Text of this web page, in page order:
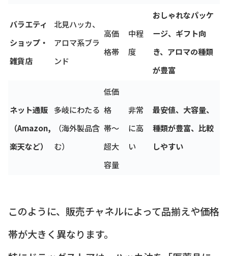
バラエティ
ショップ・
雑貨店
北見ハッカ、
アロマ系ブラ
ンド
高価
格帯
中程
度
おしゃれなパッケ
ージ、ギフト向
き、アロマの種類
が豊富
ネット通販
（Amazon,
楽天など）
多岐にわたる
（海外製品含
む）
低価
格
帯〜
超大
容量
非常
に高
い
最安値、大容量、
種類が豊富、比較
しやすい
このように、販売チャネルによって品揃えや価格
帯が大きく異なります。